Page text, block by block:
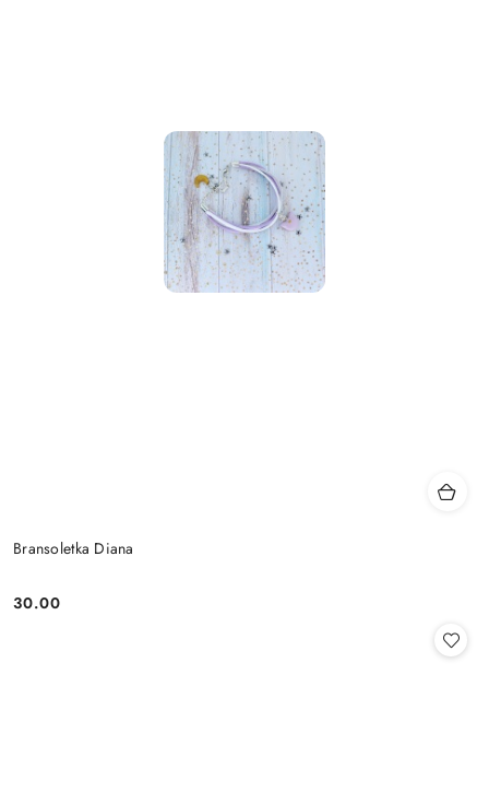
Bransoletka Diana
Cena:
30.00